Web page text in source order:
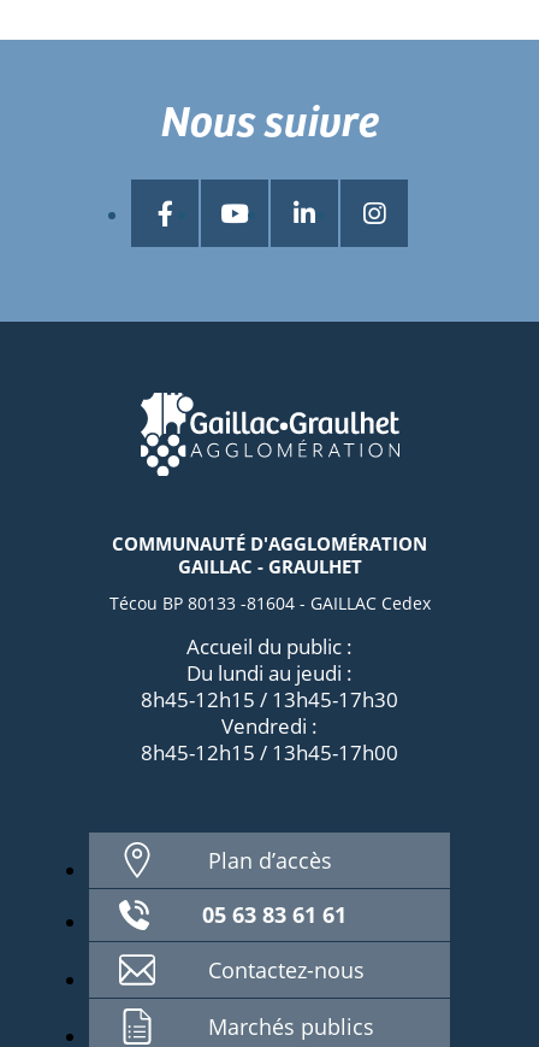
COMMUNAUTÉ D'AGGLOMÉRATION
GAILLAC - GRAULHET
Técou BP 80133 -81604 - GAILLAC Cedex
Accueil du public :
Du lundi au jeudi :
8h45-12h15 / 13h45-17h30
Vendredi :
8h45-12h15 / 13h45-17h00
Plan d’accès
05 63 83 61 61
Contactez-nous
Marchés publics
Nous suivre